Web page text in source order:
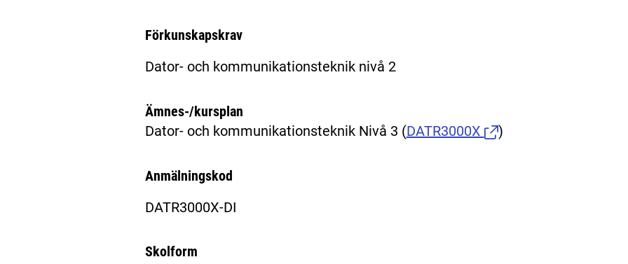
Förkunskapskrav
Dator- och kommunikationsteknik nivå 2
Ämnes-/kursplan
Dator- och kommunikationsteknik Nivå 3 (DATR3000X )
Anmälningskod
DATR3000X-DI
Skolform